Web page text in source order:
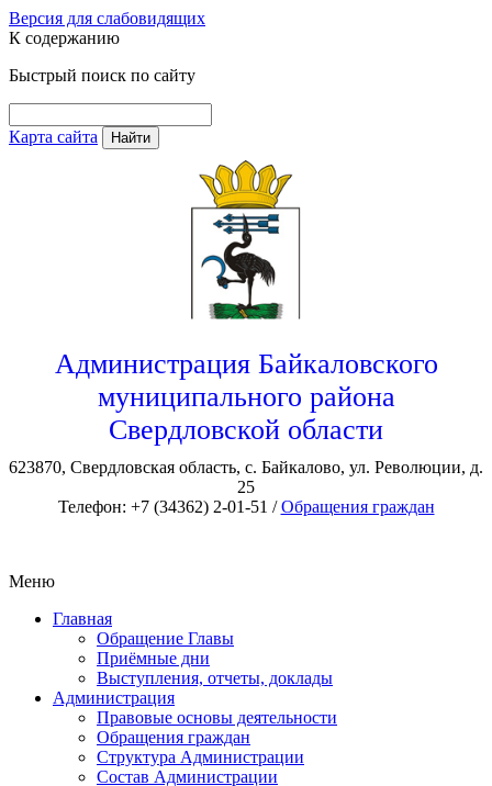
Версия для слабовидящих
К содержанию
Быстрый поиск по сайту
Карта сайта Найти
Администрация Байкаловского
муниципального района
Свердловской области
623870, Свердловская область, с. Байкалово, ул. Революции, д.
25
Телефон: +7 (34362) 2-01-51 /Обращения граждан
Меню
Главная
Обращение Главы
Приёмные дни
Выступления, отчеты, доклады
Администрация
Правовые основы деятельности
Обращения граждан
Структура Администрации
Состав Администрации